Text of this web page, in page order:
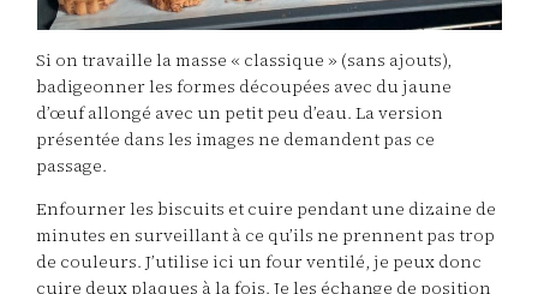
Si on travaille la masse « classique » (sans ajouts),
badigeonner les formes découpées avec du jaune
d’œuf allongé avec un petit peu d’eau. La version
présentée dans les images ne demandent pas ce
passage.
Enfourner les biscuits et cuire pendant une dizaine de
minutes en surveillant à ce qu’ils ne prennent pas trop
de couleurs. J’utilise ici un four ventilé, je peux donc
cuire deux plaques à la fois. Je les échange de position